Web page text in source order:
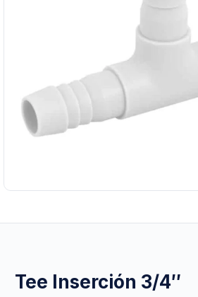
Tee Inserción 3/4″